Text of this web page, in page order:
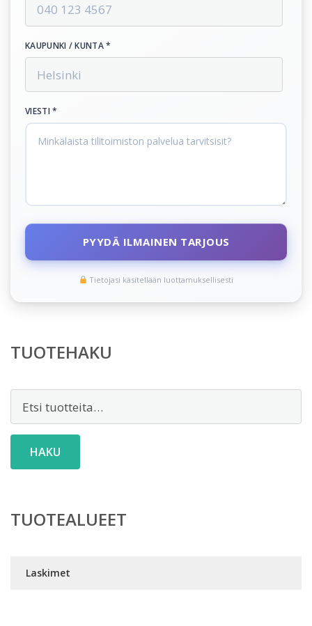
KAUPUNKI / KUNTA *
VIESTI *
PYYDÄ ILMAINEN TARJOUS
Tietojasi käsitellään luottamuksellisesti
TUOTEHAKU
HAKU
TUOTEALUEET
Laskimet